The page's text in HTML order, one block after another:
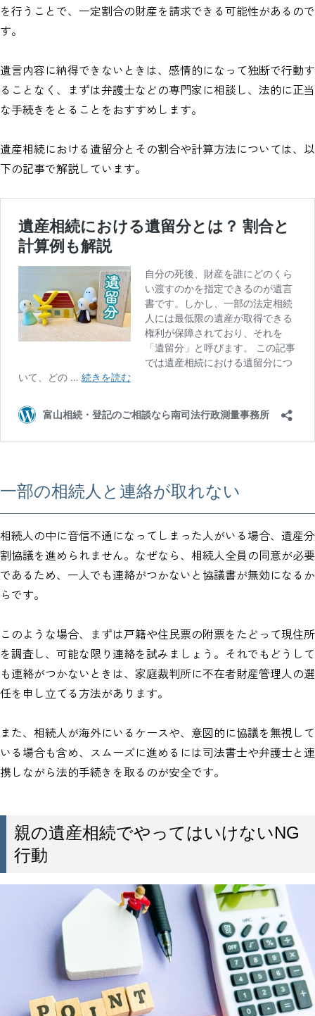
を行うことで、一定割合の財産を請求できる可能性があるので
す。
遺言内容に納得できないときは、感情的になって独断で行動す
ることなく、まずは弁護士などの専門家に相談し、法的に正当
な手続きをとることをおすすめします。
遺産相続における遺留分とその割合や計算方法については、以
下の記事で解説しています。
一部の相続人と連絡が取れない
相続人の中に音信不通になってしまった人がいる場合、遺産分
割協議を進められません。なぜなら、相続人全員の同意が必要
であるため、一人でも連絡がつかないと協議書が無効になるか
らです。
このような場合、まずは戸籍や住民票の附票をたどって現住所
を調査し、可能な限り連絡を試みましょう。それでもどうして
も連絡がつかないときは、家庭裁判所に不在者財産管理人の選
任を申し立てる方法があります。
また、相続人が海外にいるケースや、意図的に協議を無視して
いる場合も含め、スムーズに進めるには司法書士や弁護士と連
携しながら法的手続きを取るのが安全です。
親の遺産相続でやってはいけないNG
行動